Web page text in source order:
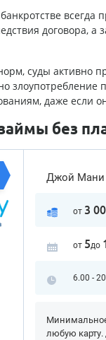
всегда
договора,
суды активно
даже если
без
Джой Мани
от 3
от 5до
6.00 -
любую карту.